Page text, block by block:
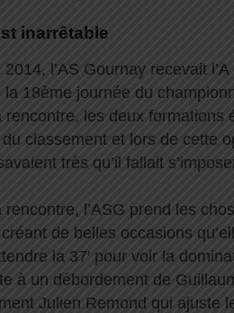
inarrêtable
l’AS Gournay recevait
18ème journée du
rencontre, les deux formations
classement et lors de cette
très qu’il fallait
rencontre, l’ASG prend les
de belles occasions
la 37′ pour voir la
à un débordement de
Julien Remond qui ajuste